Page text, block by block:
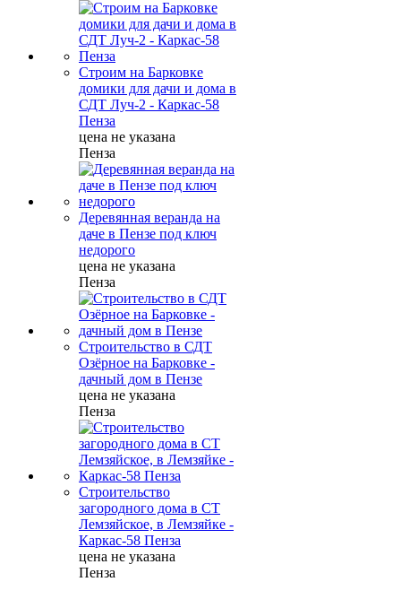
Строим на Барковке
домики для дачи и дома в
СДТ Луч-2 - Каркас-58
Пенза
цена не указана
Пенза
Деревянная веранда на
даче в Пензе под ключ
недорого
цена не указана
Пенза
Строительство в СДТ
Озёрное на Барковке -
дачный дом в Пензе
цена не указана
Пенза
Строительство
загородного дома в СТ
Лемзяйское, в Лемзяйке -
Каркас-58 Пенза
цена не указана
Пенза